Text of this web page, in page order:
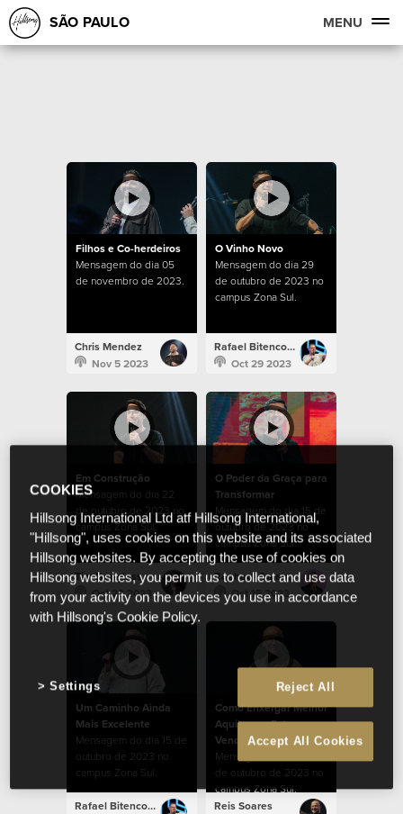
SÃO PAULO MENU
Filhos e Co-herdeiros
Mensagem do dia 05
de novembro de 2023.
Chris Mendez
Nov 5 2023
O Vinho Novo
Mensagem do dia 29
de outubro de 2023 no
campus Zona Sul.
Rafael Bitencourt
Oct 29 2023
Em Construção
Mensagem do dia 22
de outubro de 2023 no
campus Zona Sul.
Tim Douglass
Oct 22 2023
O Poder da Graça para
Transformar
Mensagem do dia 15 de
outubro de 2023 no
campus Zona Sul.
Raphael Galante
Oct 15 2023
Um Caminho Ainda
Mais Excelente
Mensagem do dia 15 de
outubro de 2023 no
campus Zona Sul.
Rafael Bitencourt
Como Enxergar Melhor
Aquilo que Estamos
Vendo
Mensagem do dia 08
de outubro de 2023 no
campus Zona Sul.
Reis Soares
COOKIES
Hillsong International Ltd atf Hillsong International,
"Hillsong", uses cookies on this website and its associated
Hillsong websites. By accepting the use of cookies on
Hillsong websites, you permit us to collect and use data
from your activity on the devices you use in accordance
with Hillsong's Cookie Policy.
Reject All
Accept All Cookies
Settings